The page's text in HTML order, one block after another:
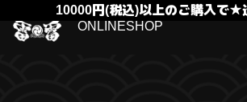
10000円(税込)以上のご購入で
ONLINESHOP